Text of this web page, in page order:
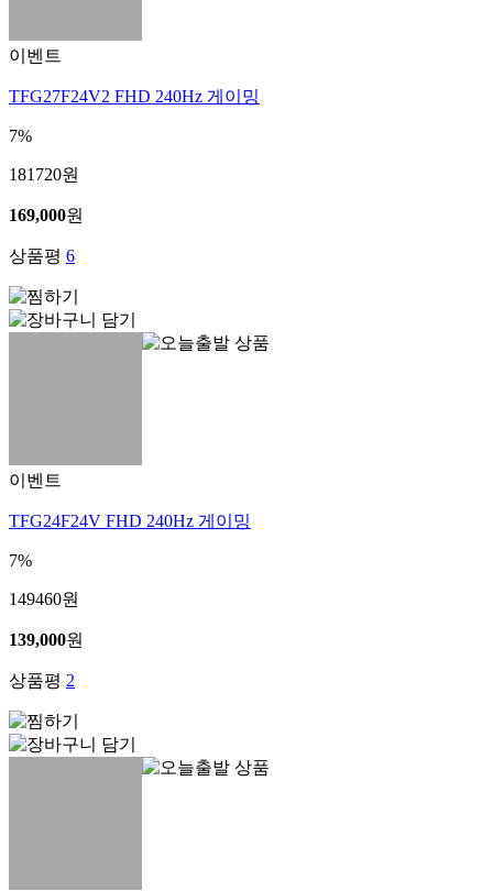
이벤트
TFG27F24V2 FHD 240Hz 게이밍
7%
181720원
169,000원
상품평 6
이벤트
TFG24F24V FHD 240Hz 게이밍
7%
149460원
139,000원
상품평 2